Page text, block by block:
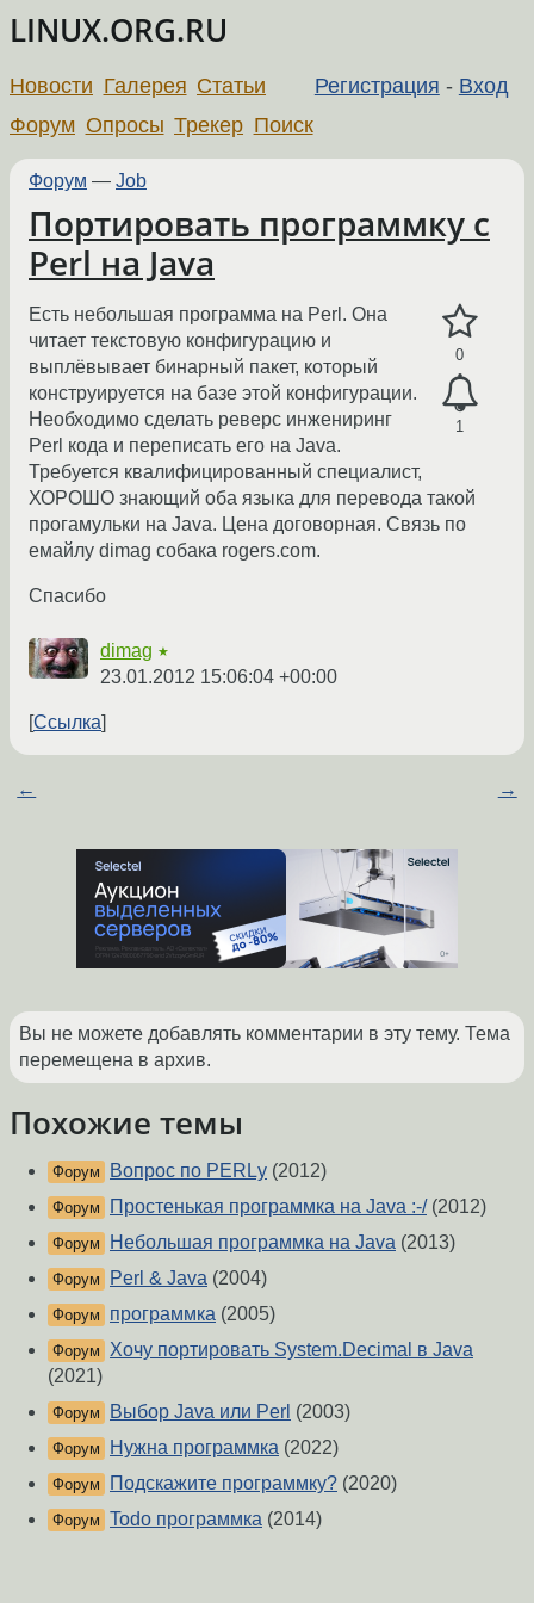
LINUX.ORG.RU
Регистрация - Вход
Новости Галерея Статьи
Форум Опросы Трекер Поиск
Форум — Job
Портировать программку с
Perl на Java
0
1
Есть небольшая программа на Perl. Она
читает текстовую конфигурацию и
выплёвывает бинарный пакет, который
конструируется на базе этой конфигурации.
Необходимо сделать реверс инжениринг
Perl кода и переписать его на Java.
Требуется квалифицированный специалист,
ХОРОШО знающий оба языка для перевода такой
прогамульки на Java. Цена договорная. Связь по
емайлу dimag собака rogers.com.
Спасибо
dimag ★
23.01.2012 15:06:04 +00:00
Ссылка
← →
Вы не можете добавлять комментарии в эту тему. Тема
перемещена в архив.
Похожие темы
Форум Вопрос по PERLу (2012)
Форум Простенькая программка на Java :-/(2012)
Форум Небольшая программка на Java (2013)
Форум Perl & Java (2004)
Форум программка (2005)
Форум
Хочу портировать System.Decimal в Java
(2021)
Форум Выбор Java или Perl (2003)
Форум Нужна программка (2022)
Форум Подскажите программку? (2020)
Форум Todo программка (2014)